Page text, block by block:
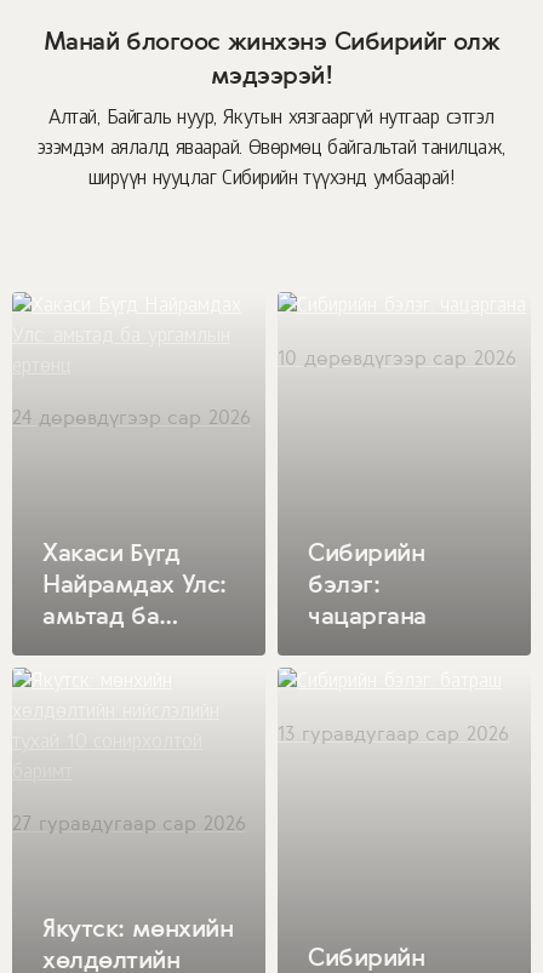
Манай блогоос жинхэнэ Сибирийг олж
мэдээрэй!
Алтай, Байгаль нуур, Якутын хязгааргүй нутгаар сэтгэл
эзэмдэм аялалд яваарай. Өвөрмөц байгальтай танилцаж,
ширүүн нууцлаг Сибирийн түүхэнд умбаарай!
Хакаси Бүгд
Найрамдах Улс:
амьтад ба
24 дөрөвдүгээр сар 2026
Сибирийн
бэлэг:
чацаргана
10 дөрөвдүгээр сар 2026
Якутск: мөнхийн
хөлдөлтийн
27 гуравдугаар сар 2026
Сибирийн
13 гуравдугаар сар 2026